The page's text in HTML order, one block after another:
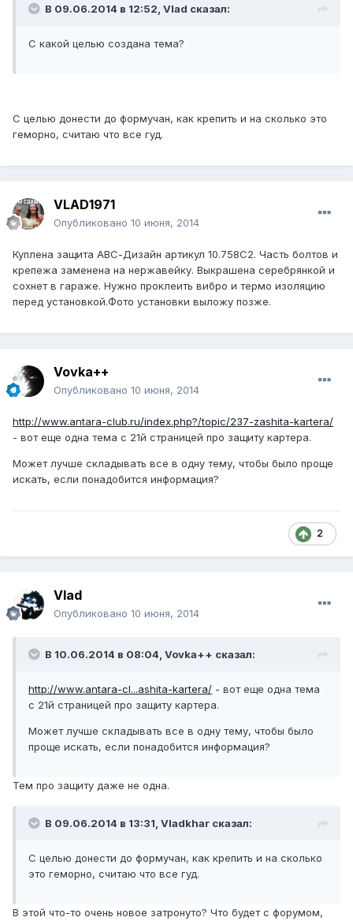
В 09.06.2014 в 12:52, Vlad сказал:
С какой целью создана тема?
С целью донести до формучан, как крепить и на сколько это
геморно, считаю что все гуд.
VLAD1971
Опубликовано 10 июня, 2014
Куплена защита АВС-Дизайн артикул 10.758С2. Часть болтов и
крепежа заменена на нержавейку. Выкрашена серебрянкой и
сохнет в гараже. Нужно проклеить вибро и термо изоляцию
перед установкой.Фото установки выложу позже.
Vovka++
Опубликовано 10 июня, 2014
http://www.antara-club.ru/index.php?/topic/237-zashita-kartera/
- вот еще одна тема с 21й страницей про защиту картера.
Может лучше складывать все в одну тему, чтобы было проще
искать, если понадобится информация?
2
Vlad
Опубликовано 10 июня, 2014
В 10.06.2014 в 08:04, Vovka++ сказал:
http://www.antara-cl...ashita-kartera/ - вот еще одна тема
с 21й страницей про защиту картера.
Может лучше складывать все в одну тему, чтобы было
проще искать, если понадобится информация?
Тем про защиту даже не одна.
В 09.06.2014 в 13:31, Vladkhar сказал:
С целью донести до формучан, как крепить и на сколько
это геморно, считаю что все гуд.
В этой что-то очень новое затронуто? Что будет с форумом,